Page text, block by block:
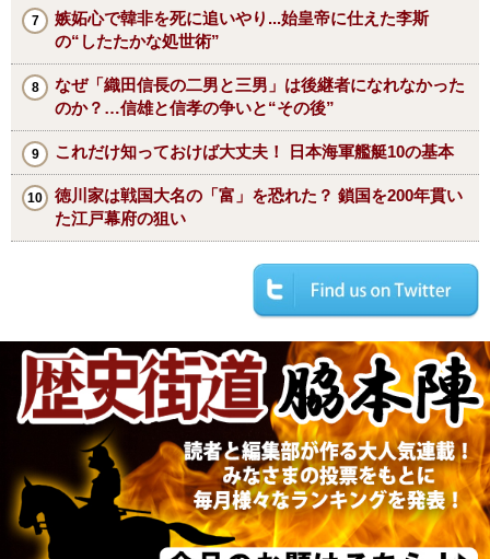
嫉妬心で韓非を死に追いやり...始皇帝に仕えた李斯
の“したたかな処世術”
なぜ「織田信長の二男と三男」は後継者になれなかった
のか？…信雄と信孝の争いと“その後”
これだけ知っておけば大丈夫！ 日本海軍艦艇10の基本
徳川家は戦国大名の「富」を恐れた？ 鎖国を200年貫い
た江戸幕府の狙い